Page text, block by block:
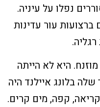
נפלו על עיניה.
עור עדינות
היא לא הייתה
בלונג איילנד היה
קפה, מים קרים.